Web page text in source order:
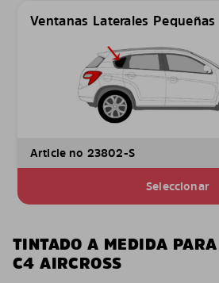
Ventanas Laterales Pequeñas
Article no 23802-S
Seleccionar
TINTADO A MEDIDA
C4 AIRCROSS